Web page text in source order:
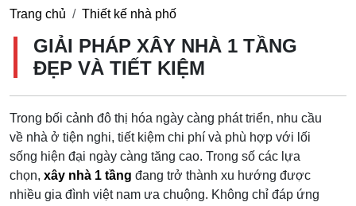
Trang chủ Thiết kế nhà phố
GIẢI PHÁP XÂY NHÀ 1 TẦNG
ĐẸP VÀ TIẾT KIỆM
Trong bối cảnh đô thị hóa ngày càng phát triển, nhu cầu
về nhà ở tiện nghi, tiết kiệm chi phí và phù hợp với lối
sống hiện đại ngày càng tăng cao. Trong số các lựa
chọn, xây nhà 1 tầng đang trở thành xu hướng được
nhiều gia đình việt nam ưa chuộng. Không chỉ đáp ứng